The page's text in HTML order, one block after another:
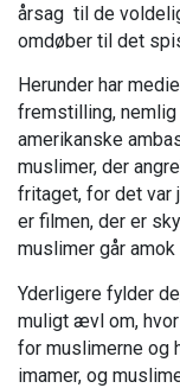
årsag til de
omdøber til det
Herunder har
fremstilling, nemlig
amerikanske
muslimer, der
fritaget, for det var
er filmen, der er
muslimer går
Yderligere fylder
muligt ævl om,
for muslimerne og
imamer, og